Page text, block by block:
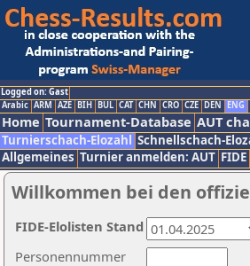
Logged on: Gast
Arabic ARM AZE BIH BUL CAT CHN CRO CZE DEN ENG
Home Tournament-Database AUT
Turnierschach-Elozahl Schnellschach-
Allgemeines Turnier anmelden: AUT FIDE
Willkommen bei den
Personennummer
FIDE-Elolisten Stand